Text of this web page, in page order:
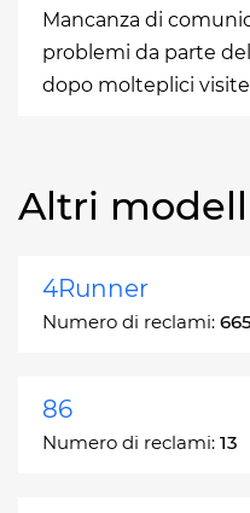
Mancanza di
problemi da parte
dopo molteplici
Altri
4Runner
Numero di reclami:
86
Numero di reclami: 13